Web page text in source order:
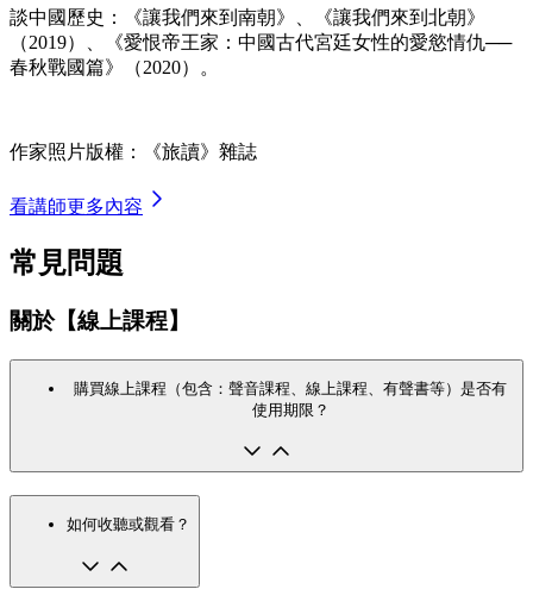
談中國歷史：《讓我們來到南朝》、《讓我們來到北朝》
（2019）、《愛恨帝王家：中國古代宮廷女性的愛慾情仇──
春秋戰國篇》（2020）。
作家照片版權：《旅讀》雜誌
看講師更多內容
常見問題
關於【線上課程】
購買線上課程（包含：聲音課程、線上課程、有聲書等）是否有
使用期限？
如何收聽或觀看？